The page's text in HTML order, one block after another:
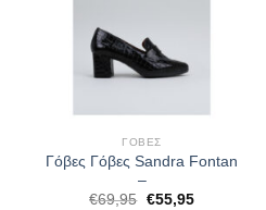
ΓΌΒΕΣ
Γόβες Γόβες Sandra Fontan
–
€69,95 Original
€55,95Η